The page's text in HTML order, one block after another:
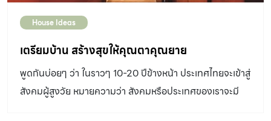
House Ideas
เตรียมบ้าน สร้างสุขให้คุณตาคุณยาย
พูดกันบ่อยๆ ว่า ในราวๆ 10-20 ปีข้างหน้า ประเทศไทยจะเข้าสู่
สังคมผู้สูงวัย หมายความว่า สังคมหรือประเทศของเราจะมี